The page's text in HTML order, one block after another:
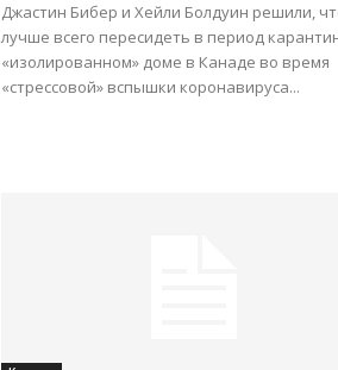
Джастин Бибер и Хейли Болдуин решили,
лучше всего пересидеть в период
«изолированном» доме в Канаде во время
«стрессовой» вспышки коронавируса...